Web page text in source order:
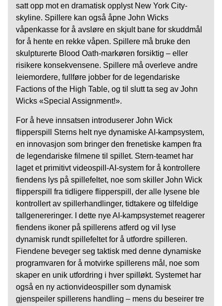
satt opp mot en dramatisk opplyst New York City-
skyline. Spillere kan også åpne John Wicks
våpenkasse for å avsløre en skjult bane for skuddmål
for å hente en rekke våpen. Spillere må bruke den
skulpturerte Blood Oath-markøren forsiktig – eller
risikere konsekvensene. Spillere må overleve andre
leiemordere, fullføre jobber for de legendariske
Factions of the High Table, og til slutt ta seg av John
Wicks «Special Assignment!».
For å heve innsatsen introduserer John Wick
flipperspill Sterns helt nye dynamiske AI-kampsystem,
en innovasjon som bringer den frenetiske kampen fra
de legendariske filmene til spillet. Stern-teamet har
laget et primitivt videospill-AI-system for å kontrollere
fiendens lys på spillefeltet, noe som skiller John Wick
flipperspill fra tidligere flipperspill, der alle lysene ble
kontrollert av spillerhandlinger, tidtakere og tilfeldige
tallgenereringer. I dette nye AI-kampsystemet reagerer
fiendens ikoner på spillerens atferd og vil lyse
dynamisk rundt spillefeltet for å utfordre spilleren.
Fiendene beveger seg taktisk med denne dynamiske
programvaren for å motvirke spillerens mål, noe som
skaper en unik utfordring i hver spilløkt. Systemet har
også en ny actionvideospiller som dynamisk
gjenspeiler spillerens handling – mens du beseirer tre